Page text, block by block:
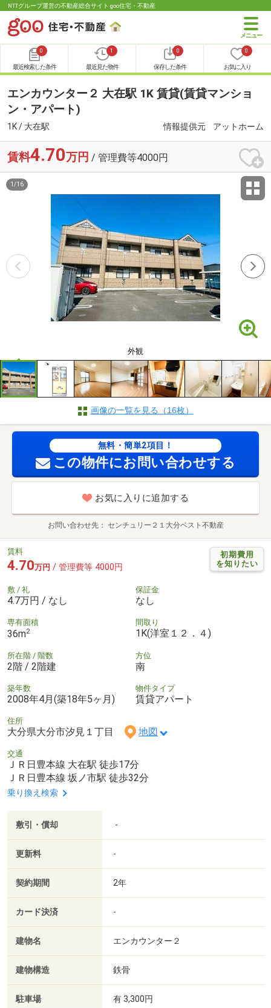
NTTグループ運営の不動産総合サイト goo住宅・不動産
0
最近検索した条件
1
最近見た物件
0
保存した条件
0
お気に入り
エンカウンター２ 大在駅 1K 賃貸(賃貸マンショ
ン・アパート)
1K / 大在駅 情報提供元 アットホーム
賃料4.70万円 / 管理費等4000円
外観
1 /16
画像の一覧を見る（16枚）
無料・簡単2項目！
この物件にお問い合わせする
お気に入りに追加する
お問い合わせ先 センチュリー２１大分ベスト不動産
初期費用
を知りたい
賃料
4.70万円 / 管理費等 4000円
敷 / 礼
4.7万円 / なし
保証金
なし
専有面積
36m2
間取り
1K(洋室１２．４)
所在階 / 階数
2階 / 2階建
方位
南
築年数
2008年4月(築18年5ヶ月)
物件タイプ
賃貸アパート
住所
大分県大分市汐見１丁目 地図
交通
ＪＲ日豊本線 大在駅 徒歩17分
ＪＲ日豊本線 坂ノ市駅 徒歩32分
乗り換え検索
敷引・償却 -
更新料 -
契約期間 2年
カード決済 -
建物名 エンカウンター２
建物構造 鉄骨
駐車場 有 3,300円